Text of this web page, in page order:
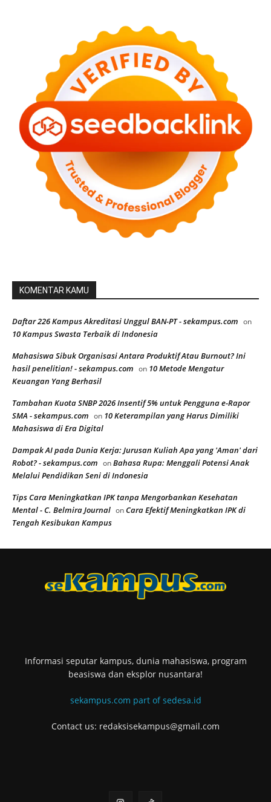
KOMENTAR KAMU
Daftar 226 Kampus Akreditasi Unggul BAN-PT - sekampus.com on
10 Kampus Swasta Terbaik di Indonesia
Mahasiswa Sibuk Organisasi Antara Produktif Atau Burnout? Ini
hasil penelitian! - sekampus.com on 10 Metode Mengatur
Keuangan Yang Berhasil
Tambahan Kuota SNBP 2026 Insentif 5% untuk Pengguna e-Rapor
SMA - sekampus.com on 10 Keterampilan yang Harus Dimiliki
Mahasiswa di Era Digital
Dampak AI pada Dunia Kerja: Jurusan Kuliah Apa yang 'Aman' dari
Robot? - sekampus.com onBahasa Rupa: Menggali Potensi Anak
Melalui Pendidikan Seni di Indonesia
Tips Cara Meningkatkan IPK tanpa Mengorbankan Kesehatan
Mental - C. Belmira Journal onCara Efektif Meningkatkan IPK di
Tengah Kesibukan Kampus
Informasi seputar kampus, dunia mahasiswa, program
beasiswa dan eksplor nusantara!
sekampus.com part of sedesa.id
Contact us: redaksisekampus@gmail.com